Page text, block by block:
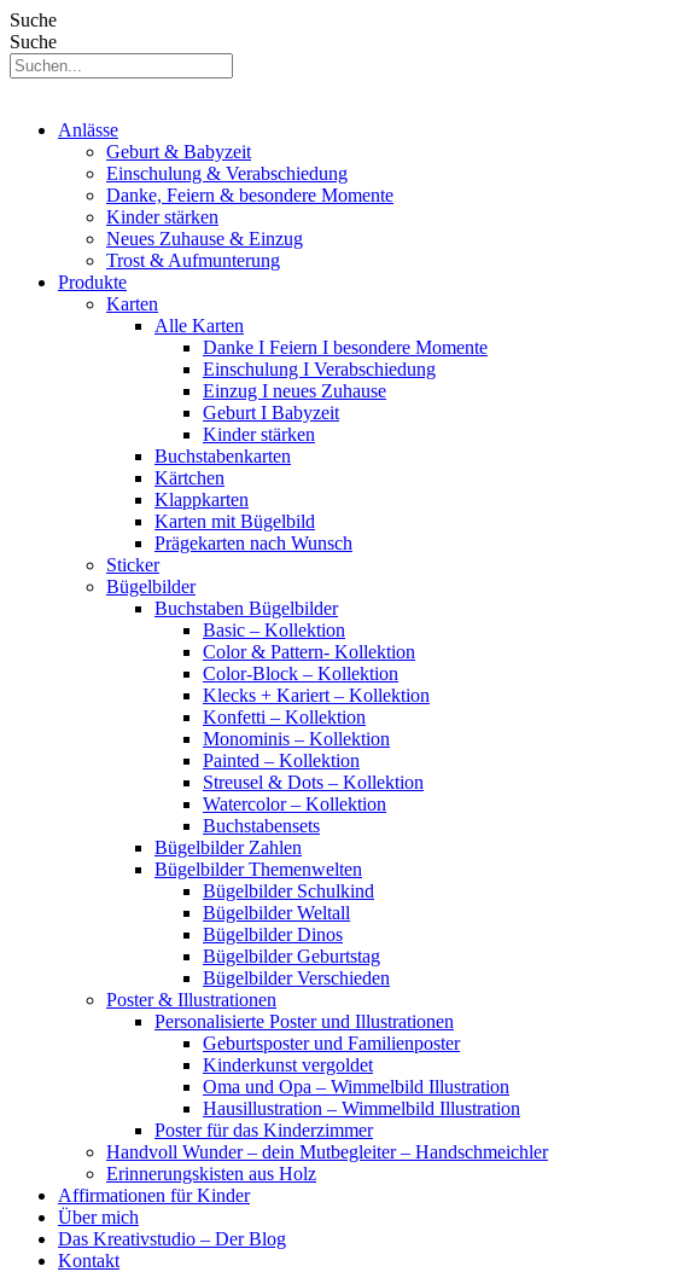
Suche
Suche
Anlässe
Geburt & Babyzeit
Einschulung & Verabschiedung
Danke, Feiern & besondere Momente
Kinder stärken
Neues Zuhause & Einzug
Trost & Aufmunterung
Produkte
Karten
Alle Karten
Danke I Feiern I besondere Momente
Einschulung I Verabschiedung
Einzug I neues Zuhause
Geburt I Babyzeit
Kinder stärken
Buchstabenkarten
Kärtchen
Klappkarten
Karten mit Bügelbild
Prägekarten nach Wunsch
Sticker
Bügelbilder
Buchstaben Bügelbilder
Basic – Kollektion
Color & Pattern- Kollektion
Color-Block – Kollektion
Klecks + Kariert – Kollektion
Konfetti – Kollektion
Monominis – Kollektion
Painted – Kollektion
Streusel & Dots – Kollektion
Watercolor – Kollektion
Buchstabensets
Bügelbilder Zahlen
Bügelbilder Themenwelten
Bügelbilder Schulkind
Bügelbilder Weltall
Bügelbilder Dinos
Bügelbilder Geburtstag
Bügelbilder Verschieden
Poster & Illustrationen
Personalisierte Poster und Illustrationen
Geburtsposter und Familienposter
Kinderkunst vergoldet
Oma und Opa – Wimmelbild Illustration
Hausillustration – Wimmelbild Illustration
Poster für das Kinderzimmer
Handvoll Wunder – dein Mutbegleiter – Handschmeichler
Erinnerungskisten aus Holz
Affirmationen für Kinder
Über mich
Das Kreativstudio – Der Blog
Kontakt